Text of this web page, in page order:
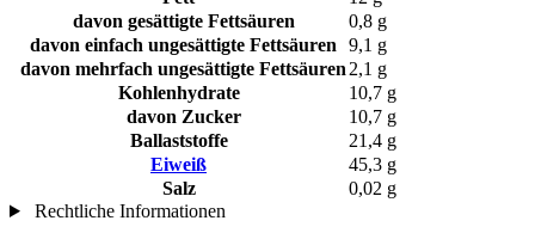
davon gesättigte Fettsäuren
0,8 g
davon einfach ungesättigte Fettsäuren
9,1 g
davon mehrfach ungesättigte Fettsäuren 2,1 g
Kohlenhydrate
10,7 g
davon Zucker
10,7 g
Ballaststoffe
21,4 g
Eiweiß
45,3 g
Salz
0,02 g
Rechtliche Informationen